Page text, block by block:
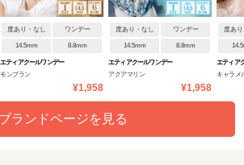
度あり・なし ワンデー
14.5mm 8.8mm
エティアクールワンデー
モンブラン
¥1,958
度あり・なし ワンデー
14.5mm 8.8mm
エティアクールワンデー
アクアマリン
¥1,958
度あ
エティア
キャラメ
ブランドページを見る